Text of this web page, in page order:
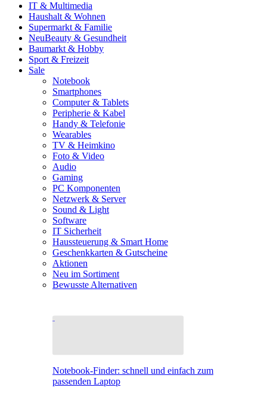
IT & Multimedia
Haushalt & Wohnen
Supermarkt & Familie
NeuBeauty & Gesundheit
Baumarkt & Hobby
Sport & Freizeit
Sale
Notebook
Smartphones
Computer & Tablets
Peripherie & Kabel
Handy & Telefonie
Wearables
TV & Heimkino
Foto & Video
Audio
Gaming
PC Komponenten
Netzwerk & Server
Sound & Light
Software
IT Sicherheit
Haussteuerung & Smart Home
Geschenkkarten & Gutscheine
Aktionen
Neu im Sortiment
Bewusste Alternativen
Notebook-Finder: schnell und einfach zum
passenden Laptop